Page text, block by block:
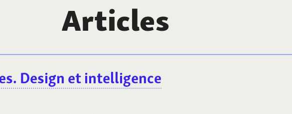
Articles
Design et intelligence